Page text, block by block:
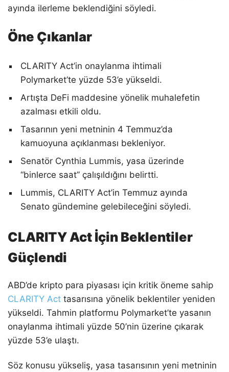
ayında ilerleme beklendiğini söyledi.
Öne Çıkanlar
CLARITY Act’in onaylanma ihtimali
Polymarket’te yüzde 53’e yükseldi.
Artışta DeFi maddesine yönelik muhalefetin
azalması etkili oldu.
Tasarının yeni metninin 4 Temmuz’da
kamuoyuna açıklanması bekleniyor.
Senatör Cynthia Lummis, yasa üzerinde
“binlerce saat” çalışıldığını belirtti.
Lummis, CLARITY Act’in Temmuz ayında
Senato gündemine gelebileceğini söyledi.
CLARITY Act İçin Beklentiler
Güçlendi
ABD’de kripto para piyasası için kritik öneme sahip
CLARITY Act tasarısına yönelik beklentiler yeniden
yükseldi. Tahmin platformu Polymarket’te yasanın
onaylanma ihtimali yüzde 50’nin üzerine çıkarak
yüzde 53’e ulaştı.
Söz konusu yükseliş, yasa tasarısının yeni metninin